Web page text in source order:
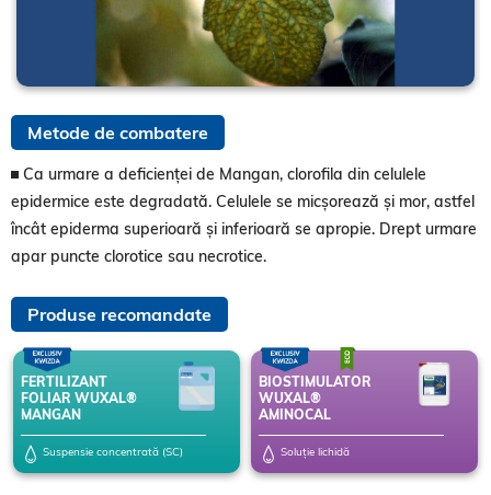
Metode de combatere
Ca urmare a deficienței de Mangan, clorofila din celulele
epidermice este degradată. Celulele se micșorează și mor, astfel
încât epiderma superioară și inferioară se apropie. Drept urmare
apar puncte clorotice sau necrotice.
Produse recomandate
FERTILIZANT
FOLIAR WUXAL®
MANGAN
Suspensie concentrată (SC)
BIOSTIMULATOR
WUXAL®
AMINOCAL
Soluție lichidă